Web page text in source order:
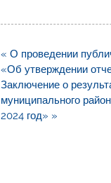
Навигация
по
записям
« О проведении
«Об утверждении
Заключение о
муниципального
2024 год» »